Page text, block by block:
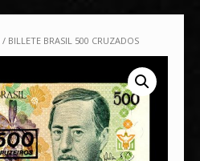
/ BILLETE BRASIL 500 CRUZADOS